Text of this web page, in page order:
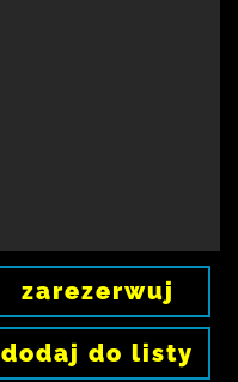
zarezerwuj
dodaj do listy